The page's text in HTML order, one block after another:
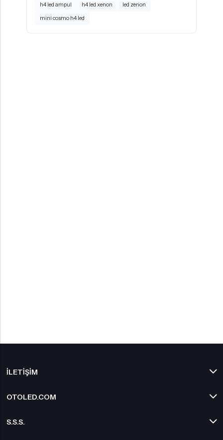
h4 led ampul
h4 led xenon
led zenon
mini cosmo h4 led
İLETIŞIM
OTOLED.COM
S.S.S.